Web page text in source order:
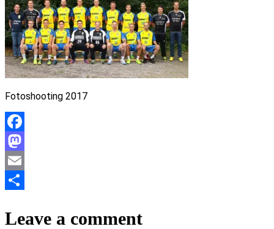
Fotoshooting 2017
Facebook
Mastodon
Email
Leave a comment